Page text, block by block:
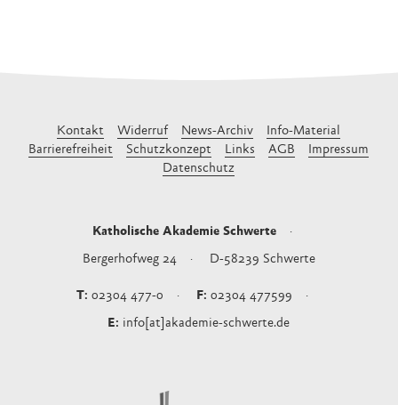
Kontakt Widerruf News-Archiv
Info-Material
Barrierefreiheit
Schutzkonzept Links AGB
Impressum
Datenschutz
Katholische Akademie Schwerte
Bergerhofweg 24 D-58239 Schwerte
02304 477-0 02304 477599
info[at]akademie-schwerte.de